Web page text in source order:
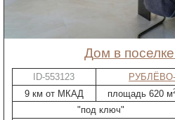
дом в
ID-553123
9 км от МКАД
площадь 620 м
"под ключ"